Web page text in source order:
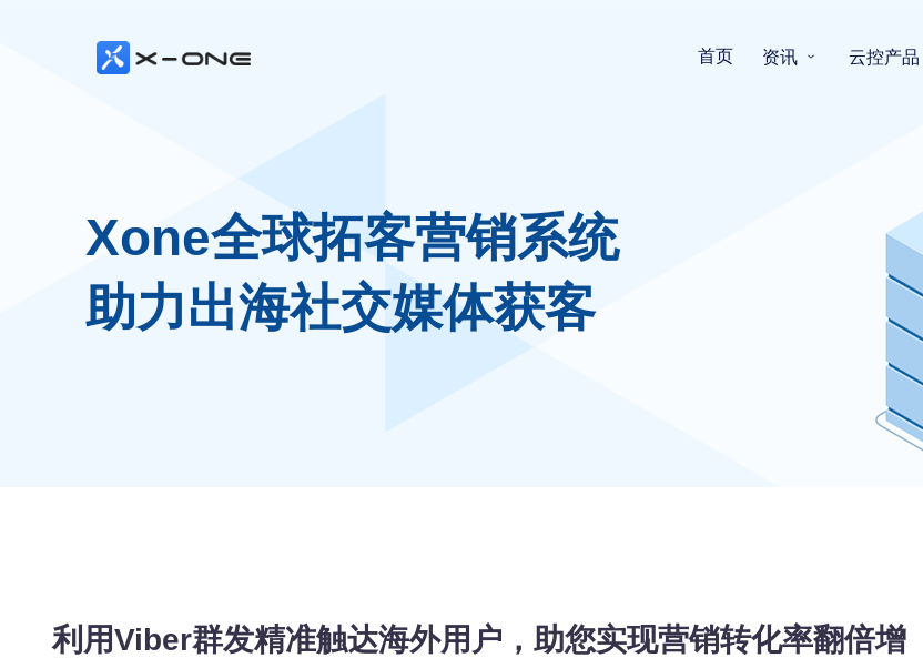
首页 资讯 云控产品
Xone全球拓客营销系统
助力出海社交媒体获客
利用Viber群发精准触达海外用户，助您实现营销转化率翻倍增